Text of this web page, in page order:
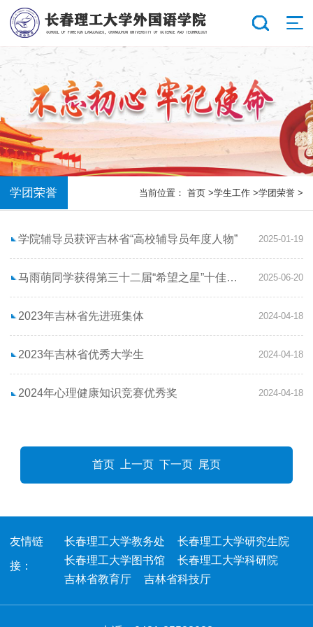
学团荣誉 当前位置： 首页>学生工作>学团荣誉>
学院辅导员获评吉林省“高校辅导员年度人物” 2025-01-19
马雨萌同学获得第三十二届“希望之星”十佳大学生 2025-06-20
2023年吉林省先进班集体 2024-04-18
2023年吉林省优秀大学生 2024-04-18
2024年心理健康知识竞赛优秀奖 2024-04-18
首页 上一页 下一页 尾页
友情链
接：
长春理工大学教务处
长春理工大学研究生院
长春理工大学图书馆
长春理工大学科研院
吉林省教育厅
吉林省科技厅